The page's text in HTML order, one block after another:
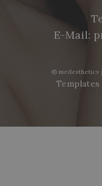
E-Mail:
© medesthetics
Templates